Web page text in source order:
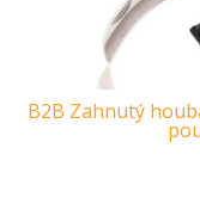
B2B Zahnutý